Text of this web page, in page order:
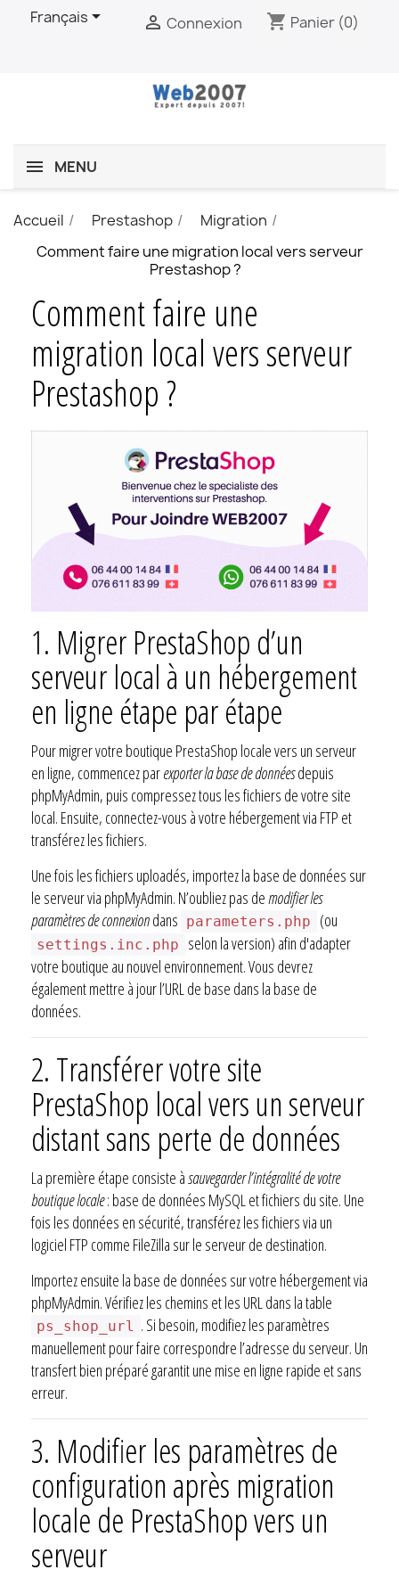
Français  Connexion shopping_cart Panier (0)
MENU
Accueil Prestashop
Migration
Comment faire une migration local vers serveur
Prestashop ?
Comment faire une
migration local vers serveur
Prestashop ?
1. Migrer PrestaShop d’un
serveur local à un hébergement
en ligne étape par étape
Pour migrer votre boutique PrestaShop locale vers un serveur
en ligne, commencez parexporter la base de donnéesdepuis
phpMyAdmin, puis compressez tous les fichiers de votre site
local. Ensuite, connectez-vous à votre hébergement via FTP et
transférez les fichiers.
Une fois les fichiers uploadés, importez la base de données sur
le serveur via phpMyAdmin. N’oubliez pas de modifier les
paramètres de connexiondans parameters.php (ou
settings.inc.php
selon la version) afin d'adapter
votre boutique au nouvel environnement. Vous devrez
également mettre à jour l’URL de base dans la base de
données.
2. Transférer votre site
PrestaShop local vers un serveur
distant sans perte de données
La première étape consiste àsauvegarder l’intégralité de votre
boutique locale: base de données MySQL et fichiers du site. Une
fois les données en sécurité, transférez les fichiers via un
logiciel FTP comme FileZilla sur le serveur de destination.
Importez ensuite la base de données sur votre hébergement via
phpMyAdmin. Vérifiez les chemins et les URL dans la table
ps_shop_url
. Si besoin, modifiez les paramètres
manuellement pour faire correspondre l’adresse du serveur. Un
transfert bien préparé garantit une mise en ligne rapide et sans
erreur.
3. Modifier les paramètres de
configuration après migration
locale de PrestaShop vers un
serveur